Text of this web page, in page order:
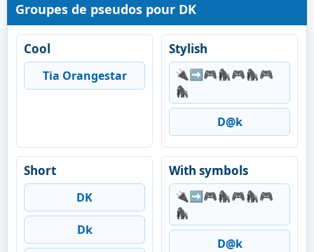
Groupes de pseudos pour DK
Cool
Tia Orangestar
Stylish
🔌➡️🎮🦍🎮🦍🎮
🦍
D@k
Short
DK
Dk
With symbols
🔌➡️🎮🦍🎮🦍🎮
🦍
D@k